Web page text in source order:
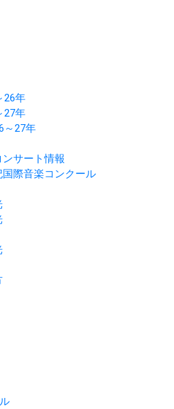
26年
27年
～27年
サート情報
際音楽コンクール